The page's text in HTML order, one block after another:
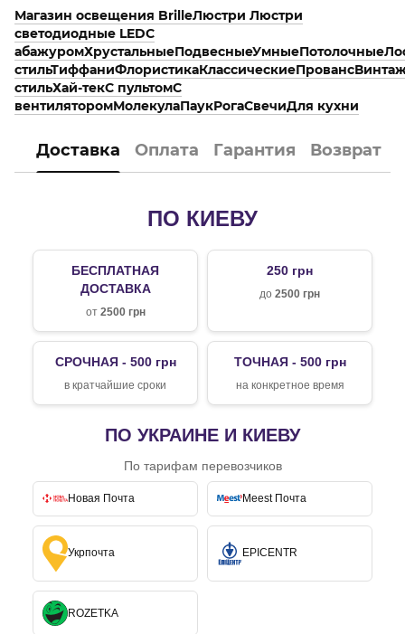
Магазин освещения BrilleЛюстри Люстри
светодиодные LEDС
абажуромХрустальныеПодвесныеУмныеПотолочные
стильТиффаниФлористикаКлассическиеПрованс
стильХай-текС пультомС
вентиляторомМолекулаПаукРогаСвечиДля кухни
Доставка Оплата Гарантия Возврат
ПО КИЕВУ
БЕСПЛАТНАЯ
ДОСТАВКА
от 2500 грн
250 грн
до 2500 грн
СРОЧНАЯ - 500 грн
в кратчайшие сроки
ТОЧНАЯ - 500 грн
на конкретное время
ПО УКРАИНЕ И КИЕВУ
По тарифам перевозчиков
Новая Почта Meest Почта
Укрпочта EPICENTR
ROZETKA